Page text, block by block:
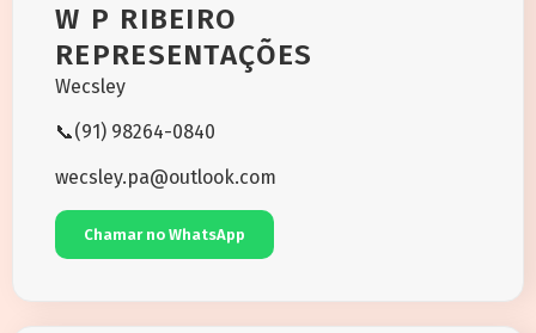
W P RIBEIRO
REPRESENTAÇÕES
Wecsley
📞(91) 98264-0840
wecsley.pa@outlook.com
Chamar no WhatsApp